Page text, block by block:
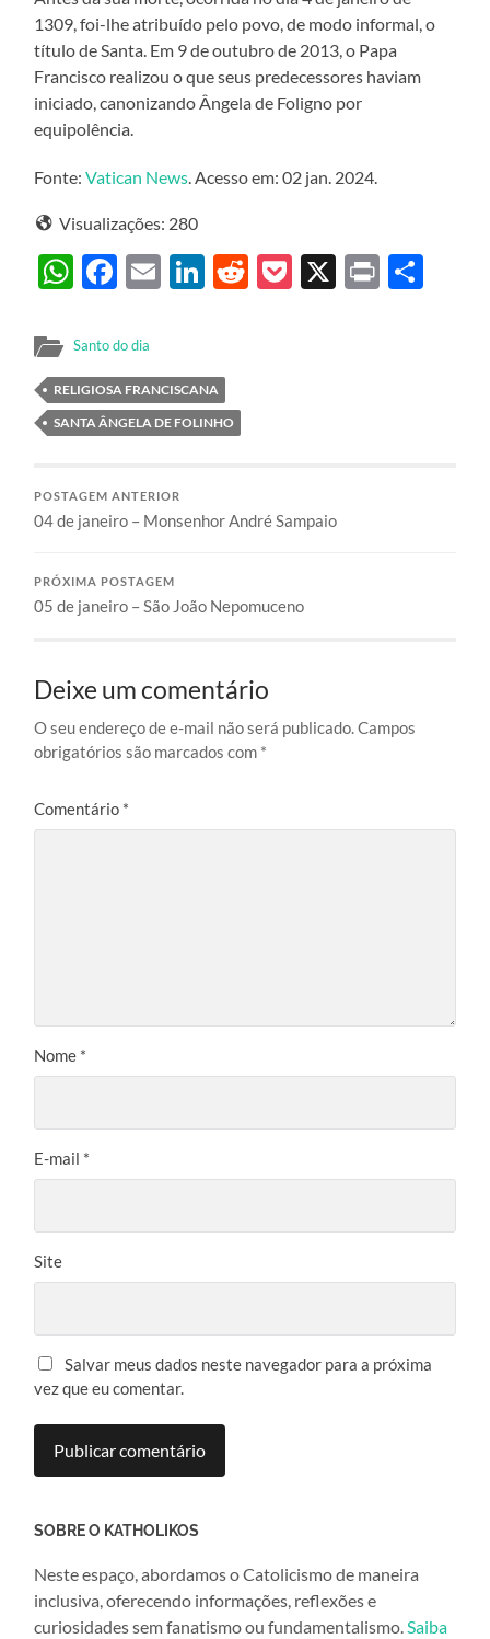
1309, foi-lhe atribuído pelo povo, de modo informal, o
título de Santa. Em 9 de outubro de 2013, o Papa
Francisco realizou o que seus predecessores haviam
iniciado, canonizando Ângela de Foligno por
equipolência.
Fonte:Vatican News. Acesso em: 02 jan. 2024.
Visualizações: 280
WhatsApp
Facebook
EmailLinkedIn
Reddit
Pocket
X Print
Santo do dia
RELIGIOSA FRANCISCANA
SANTA ÂNGELA DE FOLINHO
POSTAGEM ANTERIOR
04 de janeiro – Monsenhor André Sampaio
PRÓXIMA POSTAGEM
05 de janeiro – São João Nepomuceno
Deixe um comentário
O seu endereço de e-mail não será publicado.Campos
obrigatórios são marcados com *
Comentário *
Nome *
E-mail *
Site
Salvar meus dados neste navegador para a próxima
vez que eu comentar.
SOBRE O KATHOLIKOS
Neste espaço, abordamos o Catolicismo de maneira
inclusiva, oferecendo informações, reflexões e
curiosidades sem fanatismo ou fundamentalismo.Saiba